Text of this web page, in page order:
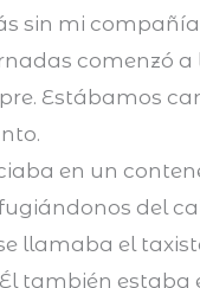
sin mi
comenzó
Estábamos
en un
del
llamaba el
Él también